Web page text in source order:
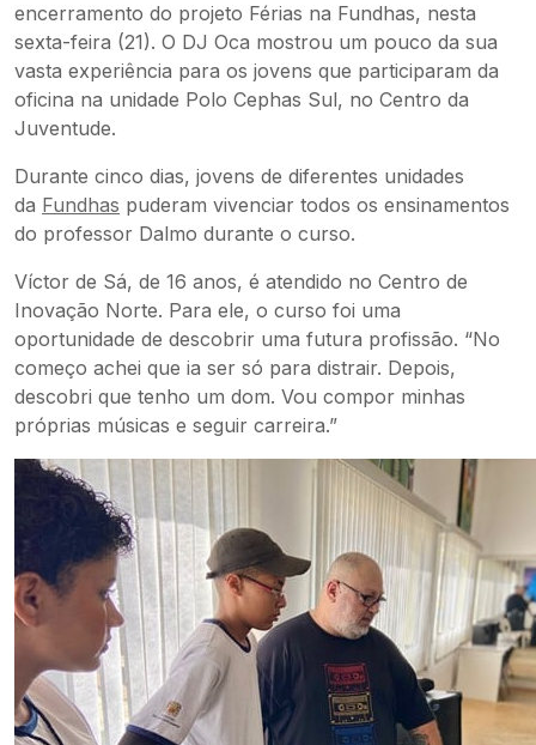
encerramento do projeto Férias na Fundhas, nesta
sexta-feira (21). O DJ Oca mostrou um pouco da sua
vasta experiência para os jovens que participaram da
oficina na unidade Polo Cephas Sul, no Centro da
Juventude.
Durante cinco dias, jovens de diferentes unidades
da Fundhas puderam vivenciar todos os ensinamentos
do professor Dalmo durante o curso.
Víctor de Sá, de 16 anos, é atendido no Centro de
Inovação Norte. Para ele, o curso foi uma
oportunidade de descobrir uma futura profissão. “No
começo achei que ia ser só para distrair. Depois,
descobri que tenho um dom. Vou compor minhas
próprias músicas e seguir carreira.”